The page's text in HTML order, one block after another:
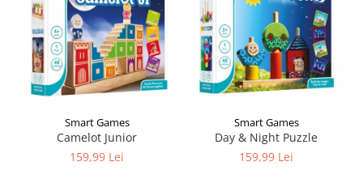
Smart Games
Camelot Junior
159,99 Lei
Smart Games
Day & Night Puzzle
159,99 Lei